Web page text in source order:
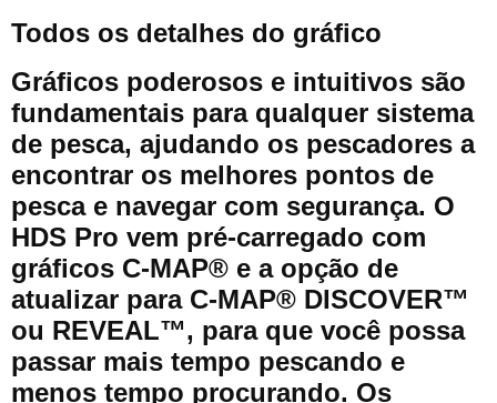
Todos os detalhes do gráfico
Gráficos poderosos e intuitivos são
fundamentais para qualquer sistema
de pesca, ajudando os pescadores a
encontrar os melhores pontos de
pesca e navegar com segurança. O
HDS Pro vem pré-carregado com
gráficos C-MAP® e a opção de
atualizar para C-MAP® DISCOVER™
ou REVEAL™, para que você possa
passar mais tempo pescando e
menos tempo procurando. Os